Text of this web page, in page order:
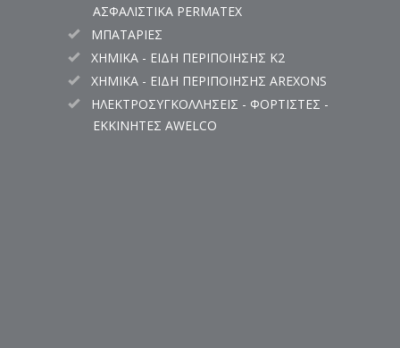
ΑΣΦΑΛΙΣΤΙΚΑ PERMATEX
ΜΠΑΤΑΡΙΕΣ
ΧΗΜΙΚΑ - ΕΙΔΗ ΠΕΡΙΠΟΙΗΣΗΣ K2
ΧΗΜΙΚΑ - ΕΙΔΗ ΠΕΡΙΠΟΙΗΣΗΣ AREXONS
ΗΛΕΚΤΡΟΣΥΓΚΟΛΛΗΣΕΙΣ - ΦΟΡΤΙΣΤΕΣ -
ΕΚΚΙΝΗΤΕΣ AWELCO